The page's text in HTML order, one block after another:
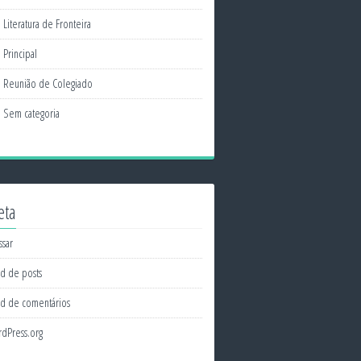
Literatura de Fronteira
Principal
Reunião de Colegiado
Sem categoria
de posts
de comentários